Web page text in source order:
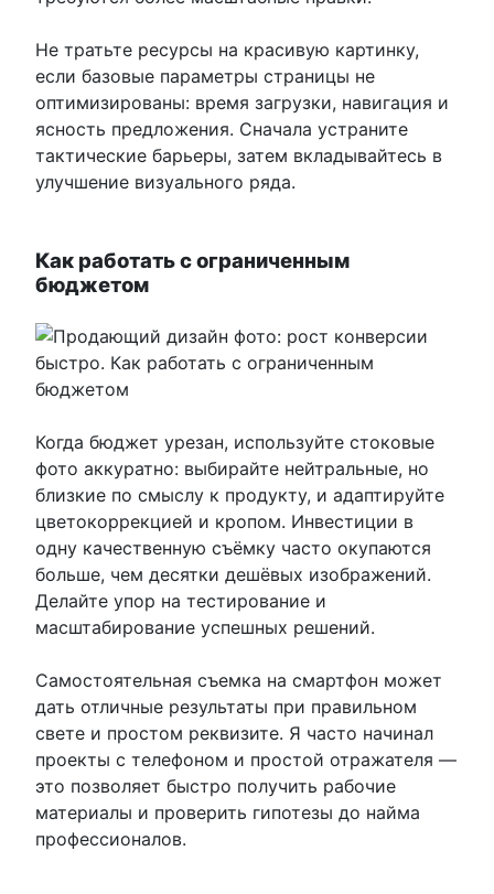
Не тратьте ресурсы на красивую картинку,
если базовые параметры страницы не
оптимизированы: время загрузки, навигация и
ясность предложения. Сначала устраните
тактические барьеры, затем вкладывайтесь в
улучшение визуального ряда.
Как работать с ограниченным
бюджетом
Когда бюджет урезан, используйте стоковые
фото аккуратно: выбирайте нейтральные, но
близкие по смыслу к продукту, и адаптируйте
цветокоррекцией и кропом. Инвестиции в
одну качественную съёмку часто окупаются
больше, чем десятки дешёвых изображений.
Делайте упор на тестирование и
масштабирование успешных решений.
Самостоятельная съемка на смартфон может
дать отличные результаты при правильном
свете и простом реквизите. Я часто начинал
проекты с телефоном и простой отражателя —
это позволяет быстро получить рабочие
материалы и проверить гипотезы до найма
профессионалов.